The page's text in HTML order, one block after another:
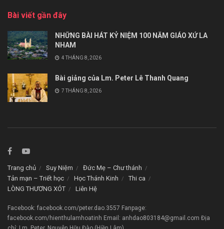
Bài viết gần đây
NHỮNG BÀI HÁT KỶ NIỆM 100 NĂM GIÁO XỨ LA
NHAM
4 THÁNG 8, 2026
Bài giảng của Lm. Peter Lê Thanh Quang
7 THÁNG 8, 2026
Trang chủ Suy Niệm
Đức Mẹ – Chư thánh
Tản mạn – Triết học
Học Thánh Kinh
Thi ca
LÒNG THƯƠNG XÓT
Liên Hệ
Facebook: facebook.com/peter.dao.3557 Fanpage:
facebook.com/hienthulamhoatinh Email: anhdao803184@gmail.com Địa